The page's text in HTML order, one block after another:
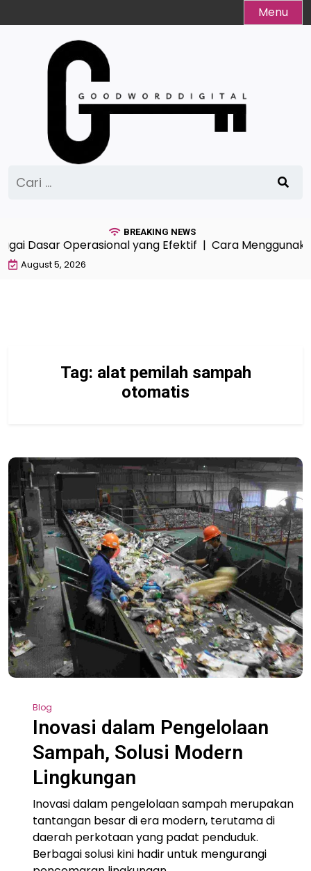
to
Menu
untuk:
BREAKING NEWS
Dasar Operasional yang Efektif | Cara
August 5, 2026
Tag: alat pemilah sampah
otomatis
Blog
Inovasi dalam Pengelolaan
Sampah, Solusi Modern
Lingkungan
Inovasi dalam pengelolaan sampah merupakan
tantangan besar di era modern, terutama di
daerah perkotaan yang padat penduduk.
Berbagai solusi kini hadir untuk mengurangi